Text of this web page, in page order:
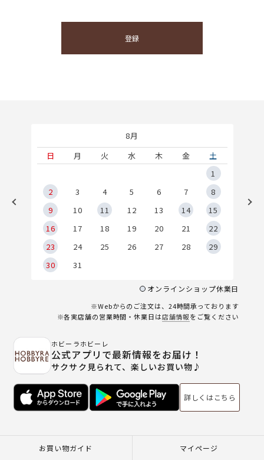
登録
8月
日
月 火 水 木 金
土
1
2
3 4 5 6 7
8
9
10 11 12 13 14
15
16
17 18 19 20 21
22
23
24 25 26 27 28
29
30
31
オンラインショップ休業日
※Webからのご注文は、24時間承っております
※各実店舗の営業時間・休業日は店舗情報をご覧ください
ホビーラホビーレ
公式アプリで最新情報をお届け！
サクサク見られて、楽しいお買い物♪
詳しくはこちら
お買い物ガイド マイページ